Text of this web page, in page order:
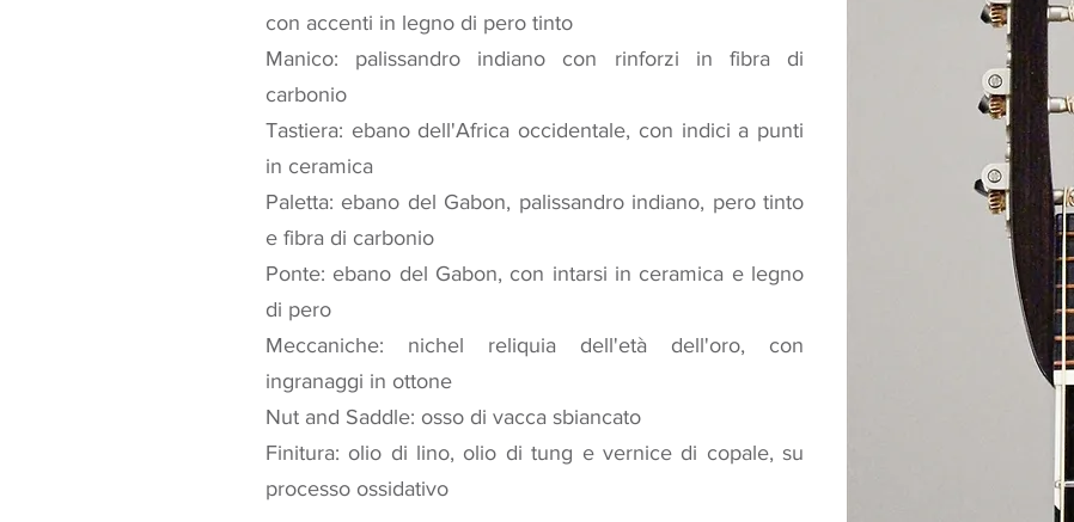
con accenti in legno di pero tinto
Manico: palissandro indiano con rinforzi in fibra di
carbonio
Tastiera: ebano dell'Africa occidentale, con indici a punti
in ceramica
Paletta: ebano del Gabon, palissandro indiano, pero tinto
e fibra di carbonio
Ponte: ebano del Gabon, con intarsi in ceramica e legno
di pero
Meccaniche: nichel reliquia dell'età dell'oro, con
ingranaggi in ottone
Nut and Saddle: osso di vacca sbiancato
Finitura: olio di lino, olio di tung e vernice di copale, su
processo ossidativo